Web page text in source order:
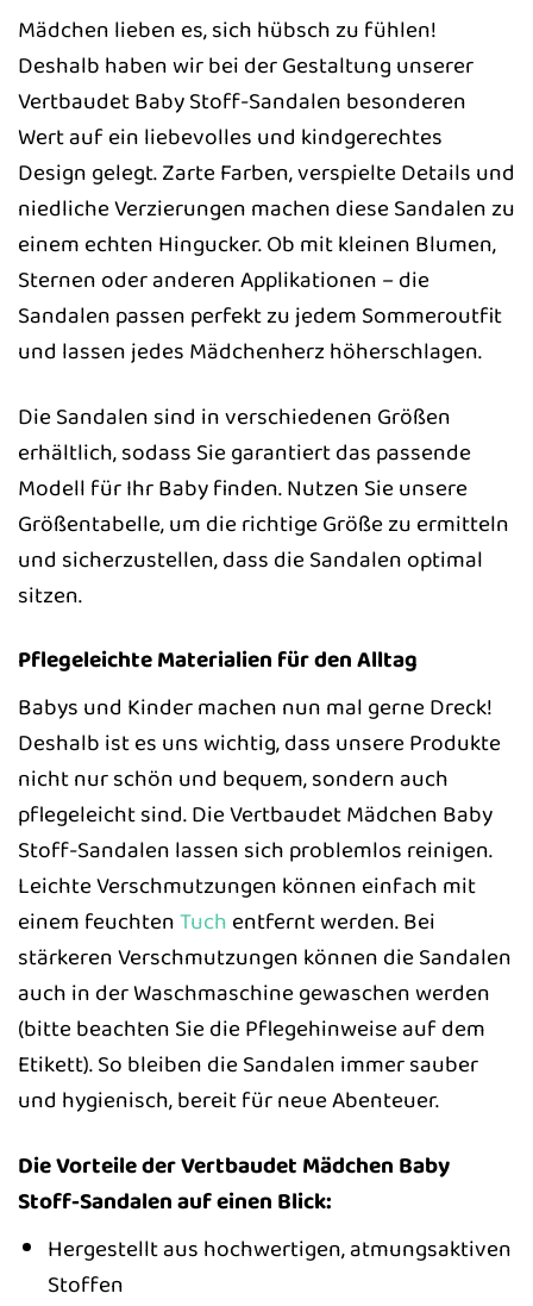
Mädchen lieben es, sich hübsch zu fühlen!
Deshalb haben wir bei der Gestaltung unserer
Vertbaudet Baby Stoff-Sandalen besonderen
Wert auf ein liebevolles und kindgerechtes
Design gelegt. Zarte Farben, verspielte Details und
niedliche Verzierungen machen diese Sandalen zu
einem echten Hingucker. Ob mit kleinen Blumen,
Sternen oder anderen Applikationen – die
Sandalen passen perfekt zu jedem Sommeroutfit
und lassen jedes Mädchenherz höherschlagen.
Die Sandalen sind in verschiedenen Größen
erhältlich, sodass Sie garantiert das passende
Modell für Ihr Baby finden. Nutzen Sie unsere
Größentabelle, um die richtige Größe zu ermitteln
und sicherzustellen, dass die Sandalen optimal
sitzen.
Pflegeleichte Materialien für den Alltag
Babys und Kinder machen nun mal gerne Dreck!
Deshalb ist es uns wichtig, dass unsere Produkte
nicht nur schön und bequem, sondern auch
pflegeleicht sind. Die Vertbaudet Mädchen Baby
Stoff-Sandalen lassen sich problemlos reinigen.
Leichte Verschmutzungen können einfach mit
einem feuchtenTuch entfernt werden. Bei
stärkeren Verschmutzungen können die Sandalen
auch in der Waschmaschine gewaschen werden
(bitte beachten Sie die Pflegehinweise auf dem
Etikett). So bleiben die Sandalen immer sauber
und hygienisch, bereit für neue Abenteuer.
Die Vorteile der Vertbaudet Mädchen Baby
Stoff-Sandalen auf einen Blick:
Hergestellt aus hochwertigen, atmungsaktiven
Stoffen